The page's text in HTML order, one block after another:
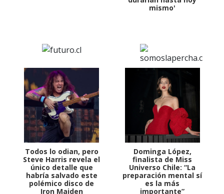
mismo'
Todos lo odian, pero
Steve Harris revela el
único detalle que
habría salvado este
polémico disco de
Iron Maiden
Dominga López,
finalista de Miss
Universo Chile: “La
preparación mental sí
es la más
importante”